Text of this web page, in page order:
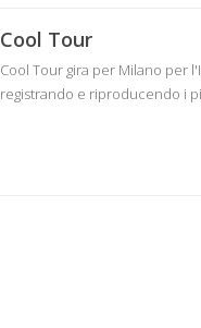
Cool Tour
Cool Tour gira per Milano per
registrando e riproducendo i